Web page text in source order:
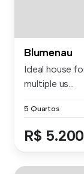
Blumenau
Ideal house
multiple us...
5 Quartos
R$ 5.200